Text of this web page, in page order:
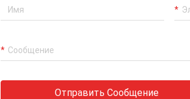
Отправить Сообщение